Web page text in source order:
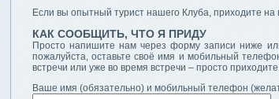
Если вы опытный турист нашего Клуба, приходите
КАК СООБЩИТЬ, ЧТО Я ПРИДУ
Просто напишите нам через форму записи ниже
пожалуйста, оставьте своё имя и мобильный
встречи или уже во время встречи – просто
Ваше имя (обязательно) и мобильный телефон